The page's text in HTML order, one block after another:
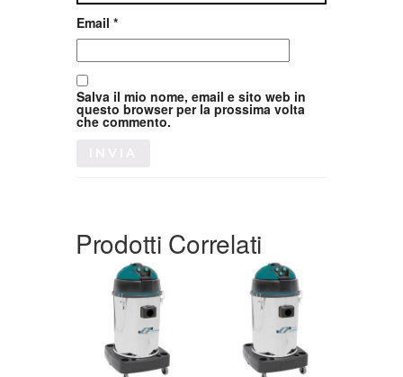
Email *
Salva il mio nome, email e sito web in
questo browser per la prossima volta
che commento.
Prodotti Correlati